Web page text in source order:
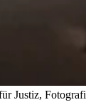
Justiz,